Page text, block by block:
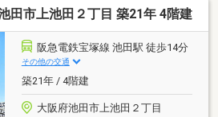
田市上池田２丁目 築21年 4階建
阪急電鉄宝塚線 池田駅 徒歩14分
その他の交通
築21年 / 4階建
大阪府池田市上池田２丁目